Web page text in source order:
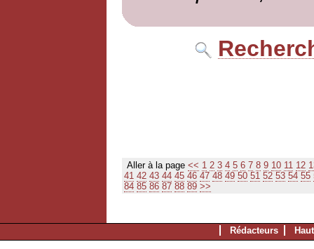
Aller à la page << 1 2 3 4 5 6 7 8 9 10 11 12
41 42 43 44 45 46 47 48 49 50 51 52 53 54 55
84 85 86 87 88 89 >>
Rédacteurs